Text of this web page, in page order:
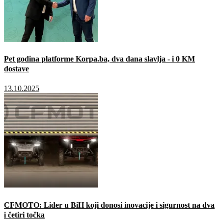
Pet godina platforme Korpa.ba, dva dana slavlja - i 0 KM
dostave
13.10.2025
CFMOTO: Lider u BiH koji donosi inovacije i sigurnost na dva
i četiri točka